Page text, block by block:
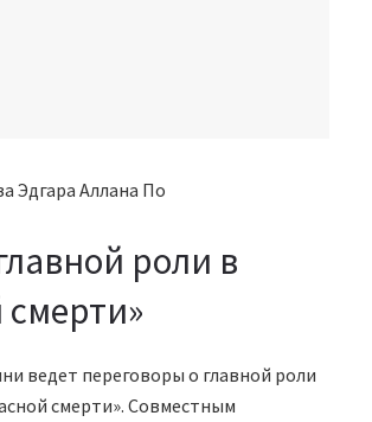
роли в
ведет переговоры о главной роли
смерти». Совместным